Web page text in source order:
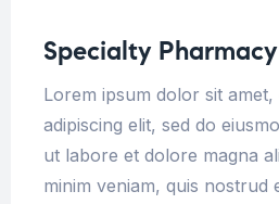
Specialty Pharmacy
Lorem ipsum dolor sit
adipiscing elit, sed do
ut labore et dolore magna
minim veniam, quis nostrud